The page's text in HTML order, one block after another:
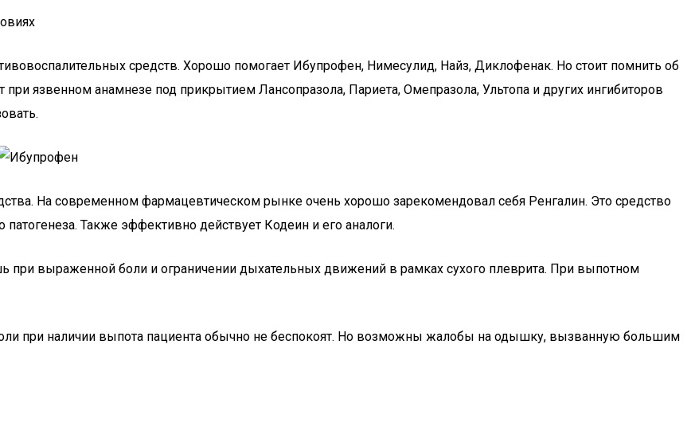
средств. Хорошо помогает Ибупрофен, Нимесулид, Найз, Диклофенак. Но стоит помнить об
язвенном анамнезе под прикрытием Лансопразола, Париета, Омепразола, Ультопа и других ингибиторов
На современном фармацевтическом рынке очень хорошо зарекомендовал себя Ренгалин. Это средство
Также эффективно действует Кодеин и его аналоги.
при выраженной боли и ограничении дыхательных движений в рамках сухого плеврита. При выпотном
при наличии выпота пациента обычно не беспокоят. Но возможны жалобы на одышку, вызванную большим